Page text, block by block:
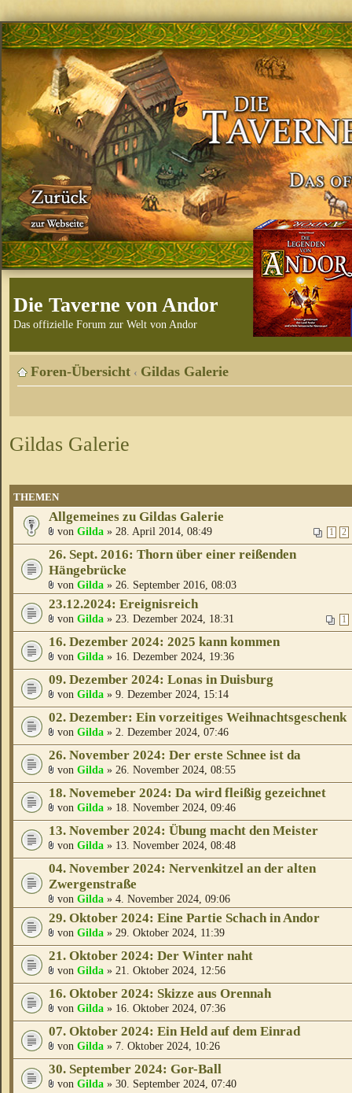
Die Taverne von Andor
Das offizielle Forum zur Welt von Andor
Foren-Übersicht ‹ Gildas Galerie
Gildas Galerie
THEMEN
Allgemeines zu Gildas Galerie
1 2
von Gilda » 28. April 2014, 08:49
26. Sept. 2016: Thorn über einer reißenden
Hängebrücke
von Gilda » 26. September 2016, 08:03
23.12.2024: Ereignisreich
1
von Gilda » 23. Dezember 2024, 18:31
16. Dezember 2024: 2025 kann kommen
von Gilda » 16. Dezember 2024, 19:36
09. Dezember 2024: Lonas in Duisburg
von Gilda » 9. Dezember 2024, 15:14
02. Dezember: Ein vorzeitiges Weihnachtsgeschenk
von Gilda » 2. Dezember 2024, 07:46
26. November 2024: Der erste Schnee ist da
von Gilda » 26. November 2024, 08:55
18. Novemeber 2024: Da wird fleißig gezeichnet
von Gilda » 18. November 2024, 09:46
13. November 2024: Übung macht den Meister
von Gilda » 13. November 2024, 08:48
04. November 2024: Nervenkitzel an der alten
Zwergenstraße
von Gilda » 4. November 2024, 09:06
29. Oktober 2024: Eine Partie Schach in Andor
von Gilda » 29. Oktober 2024, 11:39
21. Oktober 2024: Der Winter naht
von Gilda » 21. Oktober 2024, 12:56
16. Oktober 2024: Skizze aus Orennah
von Gilda » 16. Oktober 2024, 07:36
07. Oktober 2024: Ein Held auf dem Einrad
von Gilda » 7. Oktober 2024, 10:26
30. September 2024: Gor-Ball
von Gilda » 30. September 2024, 07:40